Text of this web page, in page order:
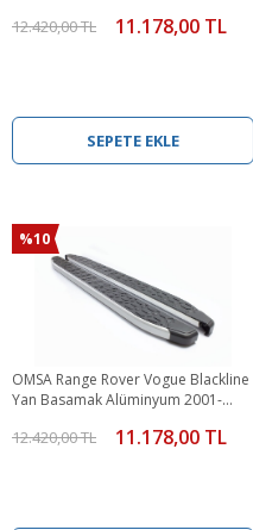
12.420,00 TL 11.178,00 TL
SEPETE EKLE
%10
OMSA Range Rover Vogue Blackline
Yan Basamak Alüminyum 2001-
12.420,00 TL 11.178,00 TL